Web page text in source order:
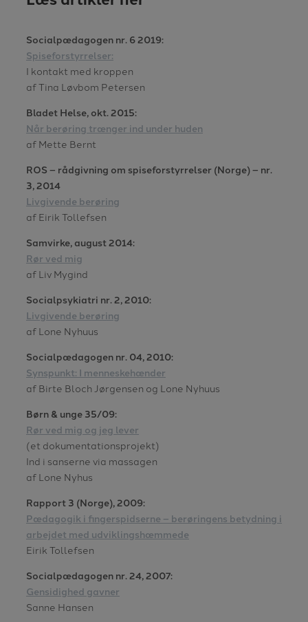
Socialpædagogen nr. 6 2019:
Spiseforstyrrelser:
I kontakt med kroppen
af Tina Løvbom Petersen
Bladet Helse, okt. 2015:
Når berøring trænger ind under huden
af Mette Bernt
ROS – rådgivning om spiseforstyrrelser (Norge) – nr.
3, 2014
Livgivende berøring
af Eirik Tollefsen
Samvirke, august 2014:
Rør ved mig
af Liv Mygind
Socialpsykiatri nr. 2, 2010:
Livgivende berøring
af Lone Nyhuus
Socialpædagogen nr. 04, 2010:
Synspunkt: I menneskehænder
af Birte Bloch Jørgensen og Lone Nyhuus
Børn & unge 35/09:
Rør ved mig og jeg lever
(et dokumentationsprojekt)
Ind i sanserne via massagen
af Lone Nyhus
Rapport 3 (Norge), 2009:
Pædagogik i fingerspidserne – berøringens betydning i
arbejdet med udviklingshæmmede
Eirik Tollefsen
Socialpædagogen nr. 24, 2007:
Gensidighed gavner
Sanne Hansen